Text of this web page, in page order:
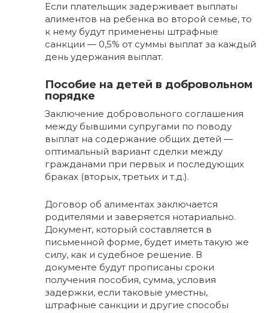
Если плательщик задерживает выплаты
алиментов на ребенка во второй семье, то
к нему будут применены штрафные
санкции — 0,5% от суммы выплат за каждый
день удержания выплат.
Пособие на детей в добровольном
порядке
Заключение добровольного соглашения
между бывшими супругами по поводу
выплат на содержание общих детей —
оптимальный вариант сделки между
гражданами при первых и последующих
браках (вторых, третьих и т.д.).
Договор об алиментах заключается
родителями и заверяется нотариально.
Документ, который составляется в
письменной форме, будет иметь такую же
силу, как и судебное решение. В
документе будут прописаны сроки
получения пособия, сумма, условия
задержки, если таковые уместны,
штрафные санкции и другие способы